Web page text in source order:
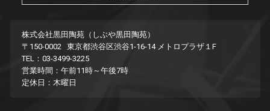
株式会社黒田陶苑（しぶや黒田陶苑）
〒150-0002 東京都渋谷区渋谷1-16-14 メトロプラザ１F
TEL：03-3499-3225
営業時間：午前11時～午後7時
定休日：木曜日